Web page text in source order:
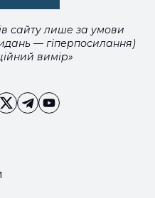
сайту лише за умови
— гіперпосилання)
вимір»